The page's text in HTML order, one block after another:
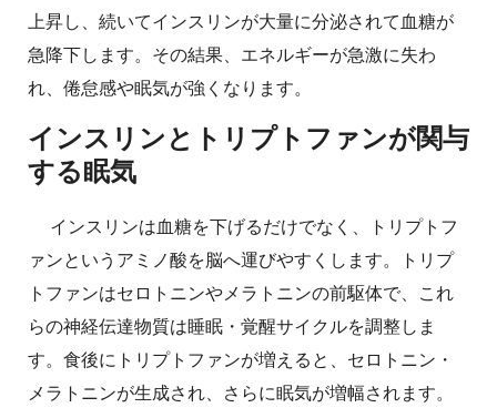
上昇し、続いてインスリンが大量に分泌されて血糖が
急降下します。その結果、エネルギーが急激に失わ
れ、倦怠感や眠気が強くなります。
インスリンとトリプトファンが関与
する眠気
インスリンは血糖を下げるだけでなく、トリプトフ
ァンというアミノ酸を脳へ運びやすくします。トリプ
トファンはセロトニンやメラトニンの前駆体で、これ
らの神経伝達物質は睡眠・覚醒サイクルを調整しま
す。食後にトリプトファンが増えると、セロトニン・
メラトニンが生成され、さらに眠気が増幅されます。